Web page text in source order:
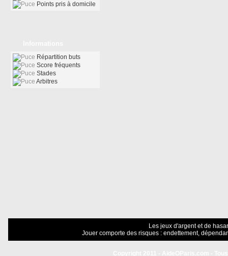
Points pris à domicile
Répartition buts
Score fréquents
Stades
Arbitres
Les jeux d'argent et de
Jouer comporte des risques : endettement,